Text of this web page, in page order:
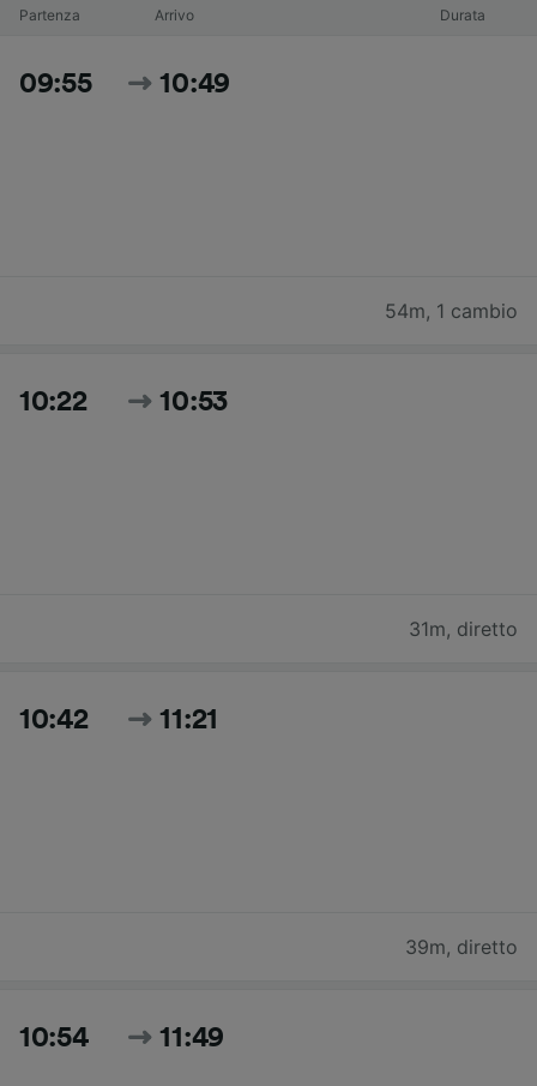
Partenza Arrivo Durata
09:55 10:49
54m, 1 cambio
10:22 10:53
31m, diretto
10:42 11:21
39m, diretto
10:54 11:49